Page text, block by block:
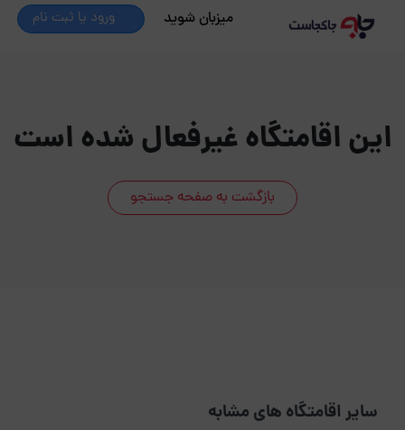
میزبان شوید ورود یا ثبت نام
این اقامتگاه غیرفعال شده است
بازگشت به صفحه جستجو
سایر اقامتگاه های مشابه